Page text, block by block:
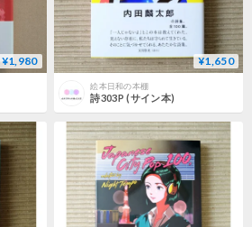
¥1,980 ¥1,650
絵本日和の本棚
詩303P (サイン本)